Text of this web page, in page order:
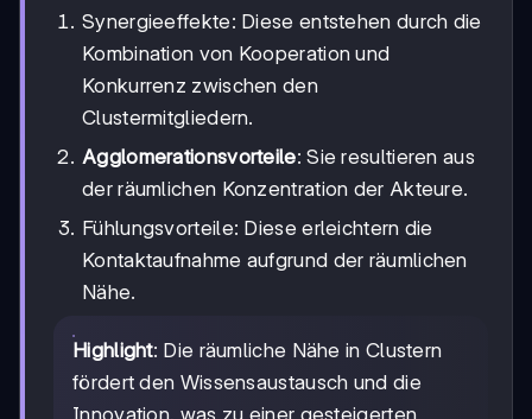
Synergieeffekte: Diese entstehen durch die
Kombination von Kooperation und
Konkurrenz zwischen den
Clustermitgliedern.
Agglomerationsvorteile: Sie resultieren aus
der räumlichen Konzentration der Akteure.
Fühlungsvorteile: Diese erleichtern die
Kontaktaufnahme aufgrund der räumlichen
Nähe.
Highlight: Die räumliche Nähe in Clustern
fördert den Wissensaustausch und die